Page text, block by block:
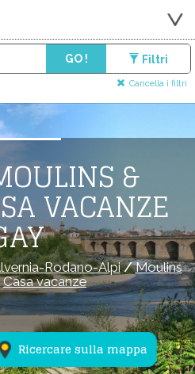
GO ! Filtri
Cancella i filtri
Ricercare sulla mappa
&
VACANZE
Rodano-Alpi/Moulins
Casa vacanze